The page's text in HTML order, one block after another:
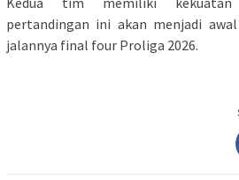
pertandingan ini akan menjadi
jalannya final four Proliga 2026.